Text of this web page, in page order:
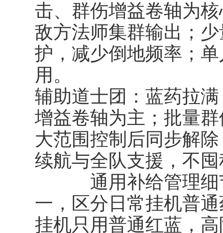
击、群伤增益卷轴为
敌方法师集群输出；
护，减少倒地频率；
用。
辅助道士团：蓝药拉
增益卷轴为主；批量
大范围控制后同步解
续航与全队支援，不
通用补给管理细节
一，区分日常挂机普
挂机只用普通红蓝，